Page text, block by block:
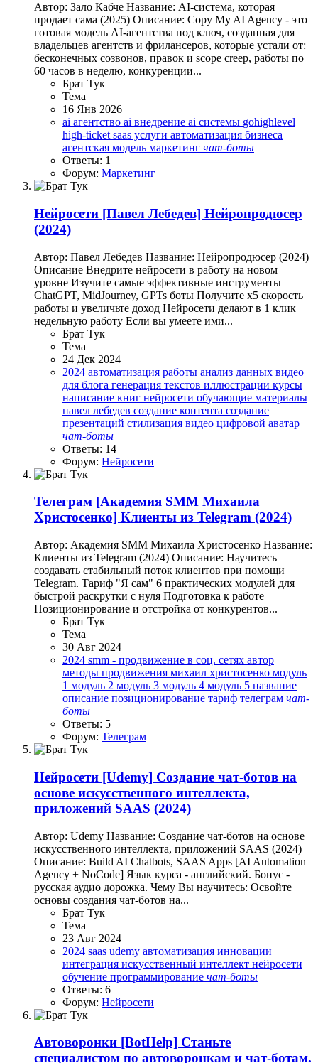
Автор: Зало Кабче Название: AI-система, которая
продает сама (2025) Описание: Copy My AI Agency - это
готовая модель AI-агентства под ключ, созданная для
владельцев агентств и фрилансеров, которые устали от:
бесконечных созвонов, правок и scope creep, работы по
60 часов в неделю, конкуренции...
Брат Тук
Тема
16 Янв 2026
ai агентство ai внедрение ai системы gohighlevel
high-ticket saas услуги автоматизация бизнеса
агентская модель маркетинг чат-боты
Ответы: 1
Форум: Маркетинг
Нейросети [Павел Лебедев] Нейропродюсер
(2024)
Автор: Павел Лебедев Название: Нейропродюсер (2024)
Описание Внедрите нейросети в работу на новом
уровне Изучите самые эффективные инструменты
ChatGPT, MidJourney, GPTs боты Получите х5 скорость
работы и увеличьте доход Нейросети делают в 1 клик
недельную работу Если вы умеете ими...
Брат Тук
Тема
24 Дек 2024
2024 автоматизация работы анализ данных видео
для блога генерация текстов иллюстрации курсы
написание книг нейросети обучающие материалы
павел лебедев создание контента создание
презентаций стилизация видео цифровой аватар
чат-боты
Ответы: 14
Форум: Нейросети
Телеграм [Академия SMM Михаила
Христосенко] Клиенты из Telegram (2024)
Автор: Академия SMM Михаила Христосенко Название:
Клиенты из Telegram (2024) Описание: Научитесь
создавать стабильный поток клиентов при помощи
Telegram. Тариф "Я сам" 6 практических модулей для
быстрой раскрутки с нуля Подготовка к работе
Позиционирование и отстройка от конкурентов...
Брат Тук
Тема
30 Авг 2024
2024 smm - продвижение в соц. сетях автор
методы продвижения михаил христосенко модуль
1 модуль 2 модуль 3 модуль 4 модуль 5 название
описание позиционирование тариф телеграм чат-
боты
Ответы: 5
Форум: Телеграм
Нейросети [Udemy] Создание чат-ботов на
основе искусственного интеллекта,
приложений SAAS (2024)
Автор: Udemy Название: Создание чат-ботов на основе
искусственного интеллекта, приложений SAAS (2024)
Описание: Build AI Chatbots, SAAS Apps [AI Automation
Agency + NoCode] Язык курса - английский. Бонус -
русская аудио дорожка. Чему Вы научитесь: Освойте
основы создания чат-ботов на...
Брат Тук
Тема
23 Авг 2024
2024 saas udemy автоматизация инновации
интеграция искусственный интеллект нейросети
обучение программирование чат-боты
Ответы: 6
Форум: Нейросети
Автоворонки [BotHelp] Станьте
специалистом по автоворонкам и чат-ботам.